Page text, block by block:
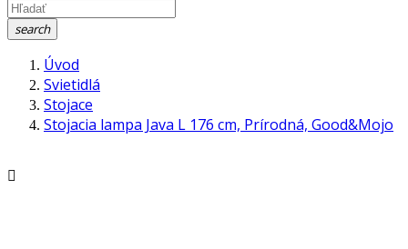
search
Úvod
Svietidlá
Stojace
Stojacia lampa Java L 176 cm, Prírodná, Good&Mojo
